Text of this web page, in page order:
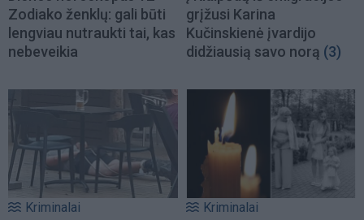
Zodiako ženklų: gali būti
lengviau nutraukti tai, kas
nebeveikia
grįžusi Karina
Kučinskienė įvardijo
didžiausią savo norą (3)
Kriminalai Kriminalai